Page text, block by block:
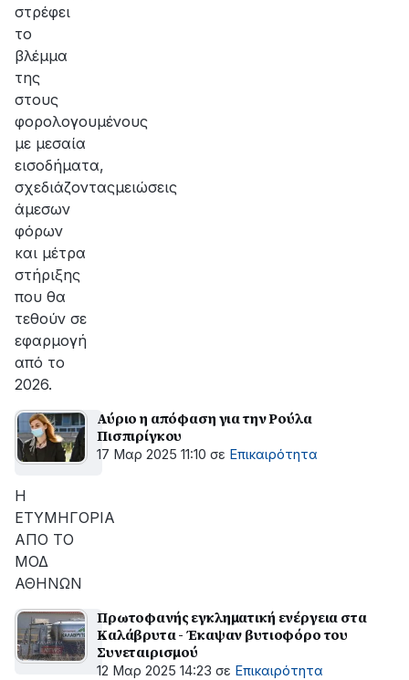
στρέφει
το
βλέμμα
της
στους
φορολογουμένους
με μεσαία
εισοδήματα,
σχεδιάζονταςμειώσεις
άμεσων
φόρων
και μέτρα
στήριξης
που θα
τεθούν σε
εφαρμογή
από το
2026.
Αύριο η απόφαση για την Ρούλα
Πισπιρίγκου
17 Μαρ 2025 11:10 σε Επικαιρότητα
Η
ΕΤΥΜΗΓΟΡΙΑ
ΑΠΟ ΤΟ
ΜΟΔ
ΑΘΗΝΩΝ
Πρωτοφανής εγκληματική ενέργεια στα
Καλάβρυτα - Έκαψαν βυτιοφόρο του
Συνεταιρισμού
12 Μαρ 2025 14:23 σε Επικαιρότητα